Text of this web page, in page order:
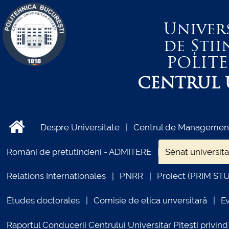
de
CENTRUL
Despre Universitate Centrul de
Români de pretutindeni - ADMITERE Sénat
Relations Internationales PNRR Proiect (PRIM
Études doctorales Comisie de etica unversitară
Raportul Conducerii Centrului Universitar Pitești